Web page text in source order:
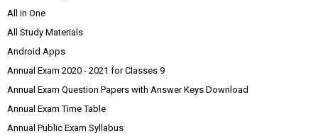
All in One
All Study Materials
Android Apps
Annual Exam 2020 - 2021 for Classes 9
Annual Exam Question Papers with Answer Keys Download
Annual Exam Time Table
Annual Public Exam Syllabus